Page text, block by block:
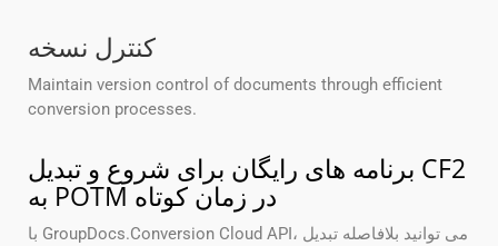
کنترل نسخه
Maintain version control of documents through efficient
conversion processes.
برنامه های رایگان برای شروع و تبدیل CF2
به POTM در زمان کوتاه
با GroupDocs.Conversion Cloud API، می توانید بلافاصله تبدیل